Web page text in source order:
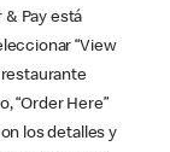
Pay está
“View
“Order Here”
los detalles y